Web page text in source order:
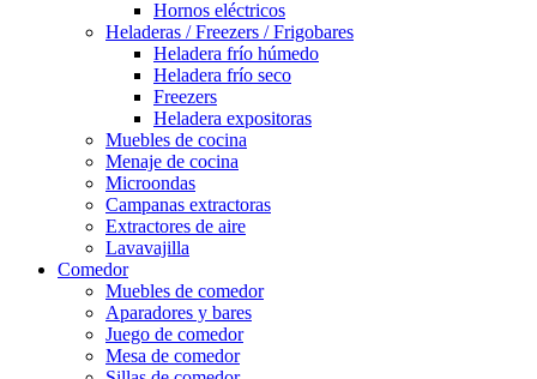
Hornos eléctricos
Heladeras / Freezers / Frigobares
Heladera frío húmedo
Heladera frío seco
Freezers
Heladera expositoras
Muebles de cocina
Menaje de cocina
Microondas
Campanas extractoras
Extractores de aire
Lavavajilla
Comedor
Muebles de comedor
Aparadores y bares
Juego de comedor
Mesa de comedor